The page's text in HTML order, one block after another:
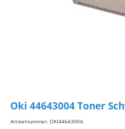
Oki 44643004 Toner
Artikelnummer: OKI44643004.